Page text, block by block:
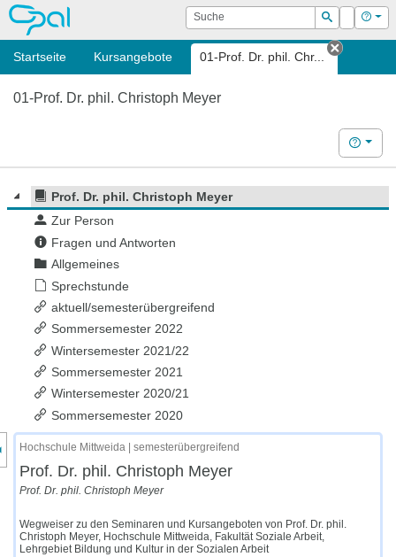
OPAL Suche
Suchen
Login Hilfe
Startseite Kursangebote 01-Prof. Dr. phil. Chr...
Tab
01-Prof. Dr. phil. Christoph Meyer
Hilfe
Prof. Dr. phil. Christoph Meyer
Zur Person
Fragen und Antworten
Allgemeines
Sprechstunde
aktuell/semesterübergreifend
Sommersemester 2022
Wintersemester 2021/22
Sommersemester 2021
Wintersemester 2020/21
Sommersemester 2020
des Kursmenüs
Hochschule Mittweida | semesterübergreifend
Prof. Dr. phil. Christoph Meyer
Prof. Dr. phil. Christoph Meyer
Wegweiser zu den Seminaren und Kursangeboten von Prof. Dr. phil.
Christoph Meyer, Hochschule Mittweida, Fakultät Soziale Arbeit,
Lehrgebiet Bildung und Kultur in der Sozialen Arbeit